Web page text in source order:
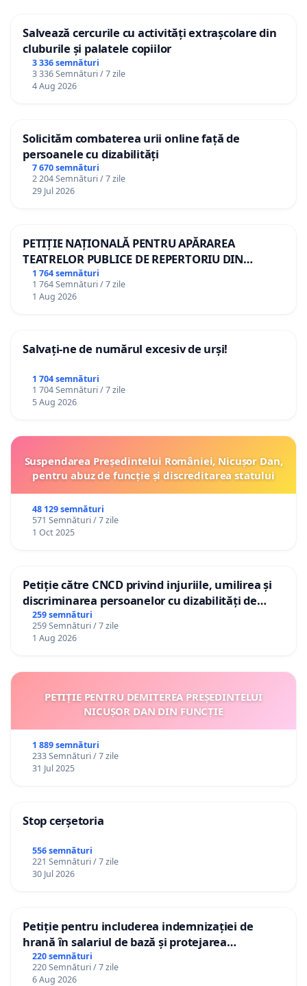
Salvează cercurile cu activități extrașcolare din
cluburile și palatele copiilor
3 336 semnături
3 336 Semnături / 7 zile
4 Aug 2026
Solicităm combaterea urii online față de
persoanele cu dizabilități
7 670 semnături
2 204 Semnături / 7 zile
29 Jul 2026
PETIȚIE NAȚIONALĂ PENTRU APĂRAREA
TEATRELOR PUBLICE DE REPERTORIU DIN
ROMÂNIA
1 764 semnături
1 764 Semnături / 7 zile
1 Aug 2026
Salvați-ne de numărul excesiv de urși!
1 704 semnături
1 704 Semnături / 7 zile
5 Aug 2026
Suspendarea Președintelui României, Nicușor Dan,
pentru abuz de funcție și discreditarea statului
48 129 semnături
571 Semnături / 7 zile
1 Oct 2025
Petiție către CNCD privind injuriile, umilirea și
discriminarea persoanelor cu dizabilități de
către utilizatorul TikTok „Gorici”
259 semnături
259 Semnături / 7 zile
1 Aug 2026
PETIȚIE PENTRU DEMITEREA PREȘEDINTELUI
NICUȘOR DAN DIN FUNCȚIE
1 889 semnături
233 Semnături / 7 zile
31 Jul 2025
Stop cerșetoria
556 semnături
221 Semnături / 7 zile
30 Jul 2026
Petiție pentru includerea indemnizației de
hrană în salariul de bază și protejarea
gradațiilor de vechime pentru asistenții
personali
220 semnături
220 Semnături / 7 zile
6 Aug 2026